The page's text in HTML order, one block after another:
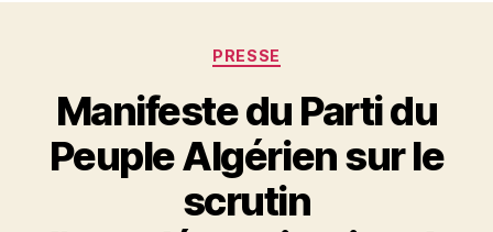
Catégories
PRESSE
Manifeste du Parti du
Peuple Algérien sur le
scrutin
P